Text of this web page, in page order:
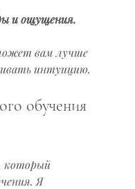
и ощущения.
вам лучше
интуицию.
обучения
который
Я